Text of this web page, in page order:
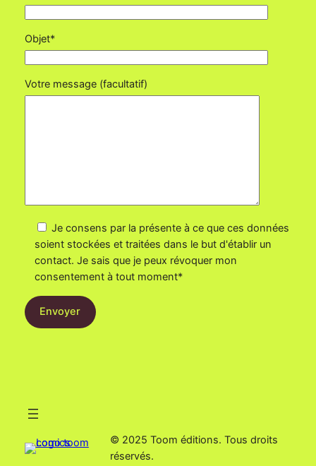
Objet*
Votre message (facultatif)
Je consens par la présente à ce que ces données
soient stockées et traitées dans le but d'établir un
contact. Je sais que je peux révoquer mon
consentement à tout moment*
© 2025 Toom éditions. Tous droits
réservés.